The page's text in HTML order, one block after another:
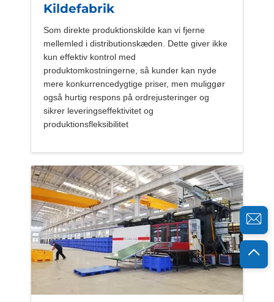
Kildefabrik
Som direkte produktionskilde kan vi fjerne
mellemled i distributionskæden. Dette giver ikke
kun effektiv kontrol med
produktomkostningerne, så kunder kan nyde
mere konkurrencedygtige priser, men muliggør
også hurtig respons på ordrejusteringer og
sikrer leveringseffektivitet og
produktionsfleksibilitet